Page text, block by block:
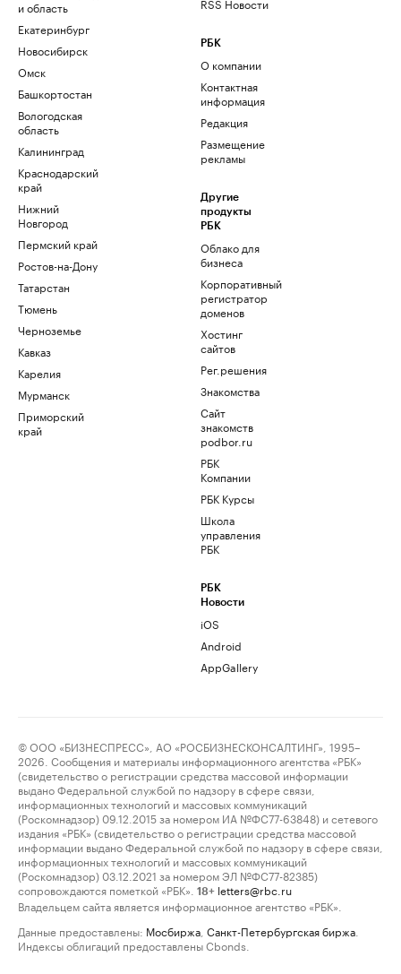
и область
Екатеринбург
Новосибирск
Омск
Башкортостан
Вологодская
область
Калининград
Краснодарский
край
Нижний
Новгород
Пермский край
Ростов-на-Дону
Татарстан
Тюмень
Черноземье
Кавказ
Карелия
Мурманск
Приморский
край
РБК
О компании
Контактная
информация
Редакция
Размещение
рекламы
Другие
продукты
РБК
Облако для
бизнеса
Корпоративный
регистратор
доменов
Хостинг
сайтов
Рег.решения
Знакомства
Сайт
знакомств
podbor.ru
РБК
Компании
РБК Курсы
Школа
управления
РБК
РБК
Новости
iOS
Android
AppGallery
© ООО «БИЗНЕСПРЕСС», АО «РОСБИЗНЕСКОНСАЛТИНГ», 1995–
2026. Сообщения и материалы информационного агентства «РБК»
(свидетельство о регистрации средства массовой информации
выдано Федеральной службой по надзору в сфере связи,
информационных технологий и массовых коммуникаций
(Роскомнадзор) 09.12.2015 за номером ИА №ФС77-63848) и сетевого
издания «РБК» (свидетельство о регистрации средства массовой
информации выдано Федеральной службой по надзору в сфере связи,
информационных технологий и массовых коммуникаций
(Роскомнадзор) 03.12.2021 за номером ЭЛ №ФС77-82385)
сопровождаются пометкой «РБК».
18+ letters@rbc.ru
Владельцем сайта является информационное агентство «РБК».
Данные предоставлены: Мосбиржа Санкт-Петербургская биржа
Индексы облигаций предоставлены Cbonds.